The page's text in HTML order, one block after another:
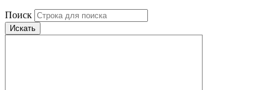
Поиск
Искать